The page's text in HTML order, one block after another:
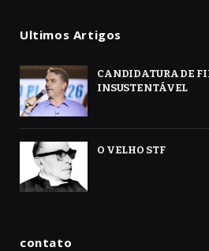
Ultimos Artigos
CANDIDATURA DE
INSUSTENTÁVEL
O VELHO STF
contato